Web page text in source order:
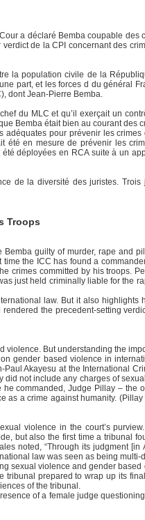
a déclaré Bemba coupable des
de la CPI concernant des
la population civile de la
part, et les forces d du général
dont Jean-Pierre Bemba.
du MLC et qu’il exerçait un
Bemba était bien au courant des
adéquates pour prévenir les
été en mesure de prévenir les
déployées en RCA suite à un
de la diversité des juristes. Trois
Troops
guilty of murder, rape and
the ICC has found a
crimes committed by his troops.
just held criminally liable for the
law. But it also highlights
the precedent-setting
violence. But understanding the
gender based violence in
Akayesu at the International
did not include any charges of
commanded, Judge Pillay – the
as a crime against humanity.
violence in the court’s
but also the first time a tribunal
noted, “Through its judgment [in
law was seen as being multi-
sexual violence and gender based
tribunal prepared to wrap up its
of the tribunal.
of a female judge